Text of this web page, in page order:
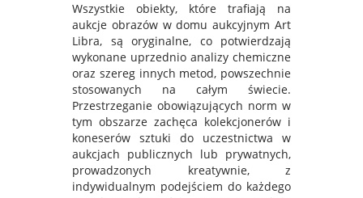
Wszystkie obiekty, które trafiają na
aukcje obrazów w domu aukcyjnym Art
Libra, są oryginalne, co potwierdzają
wykonane uprzednio analizy chemiczne
oraz szereg innych metod, powszechnie
stosowanych na całym świecie.
Przestrzeganie obowiązujących norm w
tym obszarze zachęca kolekcjonerów i
koneserów sztuki do uczestnictwa w
aukcjach publicznych lub prywatnych,
prowadzonych kreatywnie, z
indywidualnym podejściem do każdego